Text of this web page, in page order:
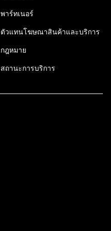
พาร์ทเนอร์
ตัวแทนโฆษณาสินค้าและบริการ
กฎหมาย
สถานะการบริการ